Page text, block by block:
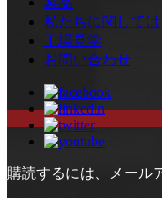
私たちに関しては
工場見学
お問い合わせ
購読するには、メール